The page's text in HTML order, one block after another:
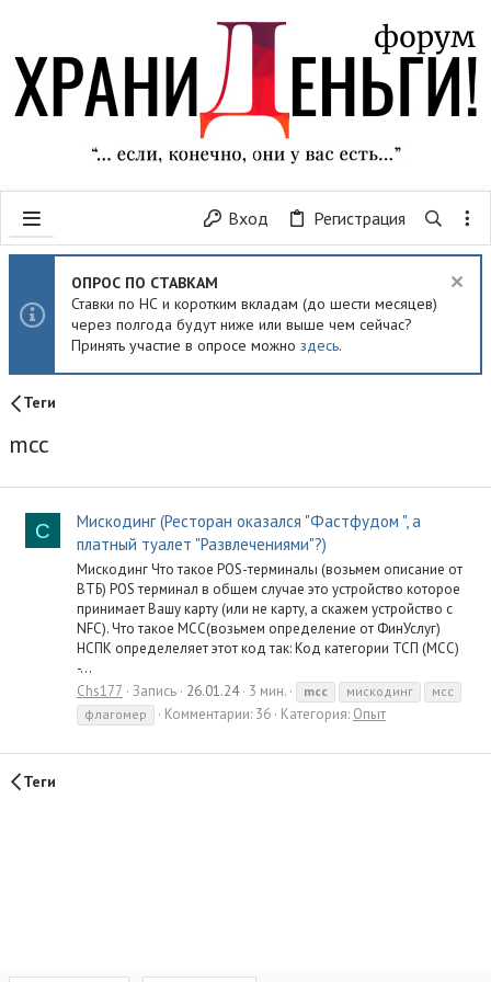
Вход Регистрация
ОПРОС ПО СТАВКАМ
Ставки по НС и коротким вкладам (до шести месяцев)
через полгода будут ниже или выше чем сейчас?
Принять участие в опросе можно здесь.
Теги
mcc
C
Мискодинг (Ресторан оказался "Фастфудом ", а
платный туалет "Развлечениями"?)
Мискодинг Что такое POS-терминалы (возьмем описание от
ВТБ) POS терминал в общем случае это устройство которое
принимает Вашу карту (или не карту, а скажем устройство с
NFC). Что такое MCC(возьмем определение от ФинУслуг)
НСПК определеляет этот код так: Код категории ТСП (МСС)
-...
Chs177 Запись 26.01.24 3 мин. mcc мискодинг
мсс
флагомер
Комментарии: 36 Категория: Опыт
Теги